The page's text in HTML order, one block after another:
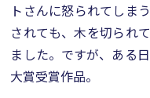
トさんに怒られてしま
されても、木を切られ
ました。ですが、ある
大賞受賞作品。